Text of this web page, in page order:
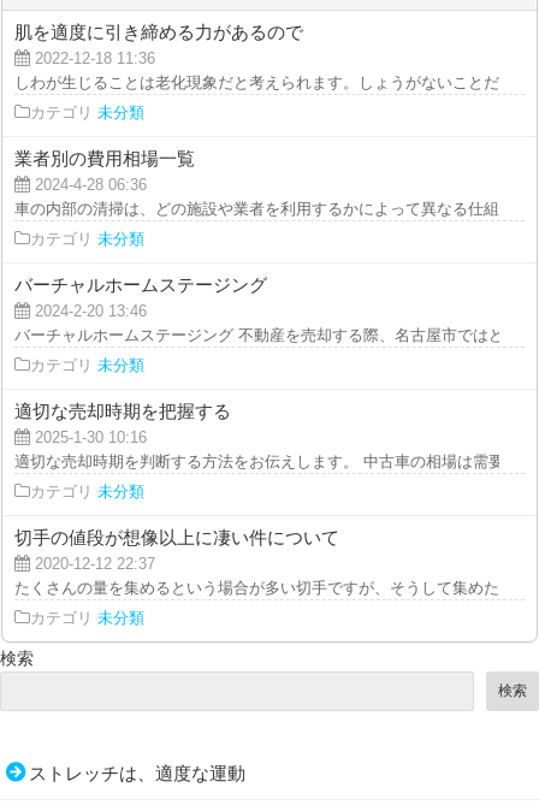
肌を適度に引き締める力があるので
2022-12-18 11:36
しわが生じることは老化現象だと考えられます。しょうがないことだと言
カテゴリ 未分類
業者別の費用相場一覧
2024-4-28 06:36
車の内部の清掃は、どの施設や業者を利用するかによって異なる仕組みが
カテゴリ 未分類
バーチャルホームステージング
2024-2-20 13:46
バーチャルホームステージング 不動産を売却する際、名古屋市ではどの
カテゴリ 未分類
適切な売却時期を把握する
2025-1-30 10:16
適切な売却時期を判断する方法をお伝えします。 中古車の相場は需要と
カテゴリ 未分類
切手の値段が想像以上に凄い件について
2020-12-12 22:37
たくさんの量を集めるという場合が多い切手ですが、そうして集めたもの
カテゴリ 未分類
検索
検索
ストレッチは、適度な運動